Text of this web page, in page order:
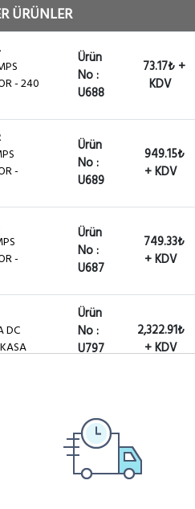
ÜRÜNLER
- 240
Ürün
No :
U688
73.17₺ +
KDV
-
Ürün
No :
U689
949.15₺
+ KDV
-
Ürün
No :
U687
749.33₺
+ KDV
DC
Ürün
No :
U797
2,322.91₺
+ KDV
U820
Ürün
No :
2,134.00₺